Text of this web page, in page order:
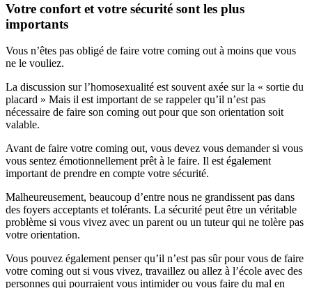
Votre confort et votre sécurité sont les plus
importants
Vous n’êtes pas obligé de faire votre coming out à moins que vous
ne le vouliez.
La discussion sur l’homosexualité est souvent axée sur la « sortie du
placard » Mais il est important de se rappeler qu’il n’est pas
nécessaire de faire son coming out pour que son orientation soit
valable.
Avant de faire votre coming out, vous devez vous demander si vous
vous sentez émotionnellement prêt à le faire. Il est également
important de prendre en compte votre sécurité.
Malheureusement, beaucoup d’entre nous ne grandissent pas dans
des foyers acceptants et tolérants. La sécurité peut être un véritable
problème si vous vivez avec un parent ou un tuteur qui ne tolère pas
votre orientation.
Vous pouvez également penser qu’il n’est pas sûr pour vous de faire
votre coming out si vous vivez, travaillez ou allez à l’école avec des
personnes qui pourraient vous intimider ou vous faire du mal en